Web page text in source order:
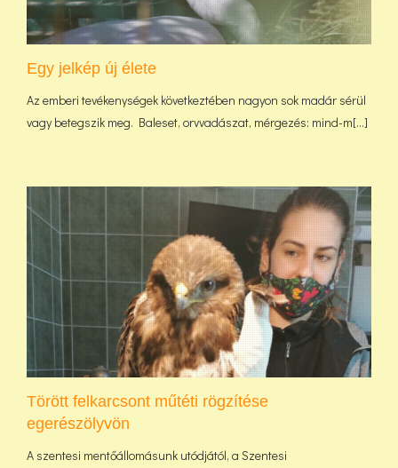
Egy jelkép új élete
Az emberi tevékenységek következtében nagyon sok madár sérül
vagy betegszik meg. Baleset, orvvadászat, mérgezés: mind-m[...]
Törött felkarcsont műtéti rögzítése
egerészölyvön
A szentesi mentőállomásunk utódjától, a Szentesi